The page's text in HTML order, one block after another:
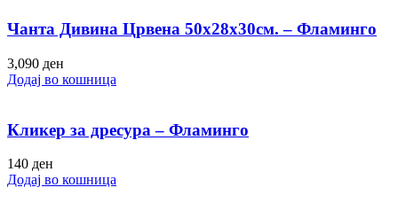
Чанта Дивина Црвена 50х28х30см. – Фламинго
3,090 ден
Додај во кошница
Кликер за дресура – Фламинго
140 ден
Додај во кошница